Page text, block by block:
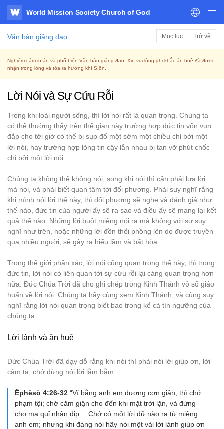
WATV
World Mission Society Church of God
Văn bản giảng đạo Mục lục Trở về
Nghiêm cấm in ấn và phổ biến Văn bản giảng đạo. Xin vui lòng ghi khắc ân huệ đã được
nhận trong lòng và tỏa ra hương khí SIôn.
Lời Nói và Sự Cứu Rỗi
Trong khi loài người sống, thì lời nói rất là quan trọng. Chúng ta
có thể thường thấy trên thế gian này trường hợp đức tin vốn vun
đắp cho tới giờ có thể bị sụp đổ một sớm một chiều chỉ bởi một
lời nói, hay trường hợp lòng tin cậy lẫn nhau bị tan vỡ phút chốc
chỉ bởi một lời nói.
Chúng ta không thể không nói, song khi nói thì cần phải lựa lời
mà nói, và phải biết quan tâm tới đối phương. Phải suy nghĩ rằng
khi mình nói lời thế này, thì đối phương sẽ nghe và đánh giá như
thế nào, đức tin của người ấy sẽ ra sao và điều ấy sẽ mang lại kết
quả thế nào. Những lời buột miệng nói ra mà không với sự suy
nghĩ như trên, hoặc những lời đồn thổi phồng lên do được truyền
qua nhiều người, sẽ gây ra hiểu lầm và bất hòa.
Trong thế giới phần xác, lời nói cũng quan trọng thế này, thì trong
đức tin, lời nói có liên quan tới sự cứu rỗi lại càng quan trọng hơn
nữa. Đức Chúa Trời đã cho ghi chép trong Kinh Thánh vô số giáo
huấn về lời nói. Chúng ta hãy cùng xem Kinh Thánh, và cùng suy
nghĩ rằng lời nói quan trọng biết bao trong kể cả tín ngưỡng của
chúng ta.
Lời lành và ân huệ
Đức Chúa Trời đã dạy dỗ rằng khi nói thì phải nói lời giúp ơn, lời
cảm tạ, chớ đừng nói lời lằm bằm.
Êphêsô 4:26-32 “Ví bằng anh em đương cơn giận, thì chớ
phạm tội; chớ căm giận cho đến khi mặt trời lặn, và đừng
cho ma quỉ nhân dịp… Chớ có một lời dữ nào ra từ miệng
anh em; nhưng khi đáng nói hãy nói một vài lời lành giúp ơn